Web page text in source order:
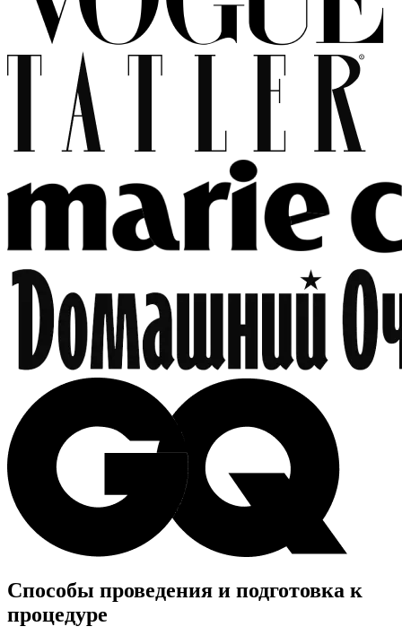
Способы проведения и подготовка к
процедуре